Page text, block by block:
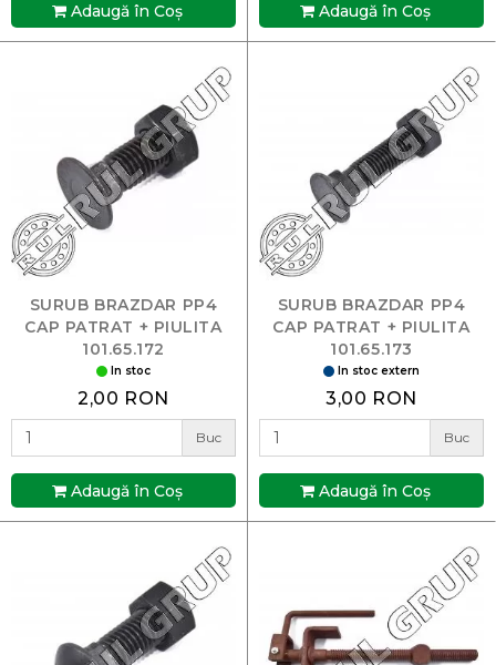
Adaugă în Coş Adaugă în Coş
SURUB BRAZDAR PP4
CAP PATRAT + PIULITA
101.65.172
In stoc
2,00 RON
Buc
Adaugă în Coş
SURUB BRAZDAR PP4
CAP PATRAT + PIULITA
101.65.173
In stoc extern
3,00 RON
Buc
Adaugă în Coş